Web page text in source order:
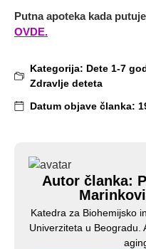
Putna apoteka kada
OVDE.
Kategorija: Dete 1-7
Zdravlje deteta
Datum objave članka:
Autor članka:
Katedra za Biohemijsko
Univerziteta u Beogradu.